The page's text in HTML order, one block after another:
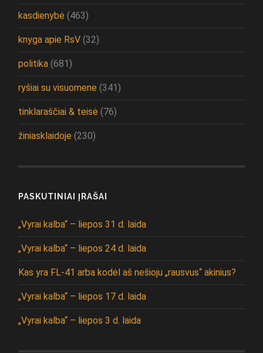
kasdienybė (463)
knyga apie RsV (32)
politika (681)
ryšiai su visuomene (341)
tinklaraščiai & teisė (76)
žiniasklaidoje (230)
PASKUTINIAI ĮRAŠAI
„Vyrai kalba“ – liepos 31 d. laida
„Vyrai kalba“ – liepos 24 d. laida
Kas yra FL-41 arba kodėl aš nešioju „rausvus“ akinius?
„Vyrai kalba“ – liepos 17 d. laida
„Vyrai kalba“ – liepos 3 d. laida